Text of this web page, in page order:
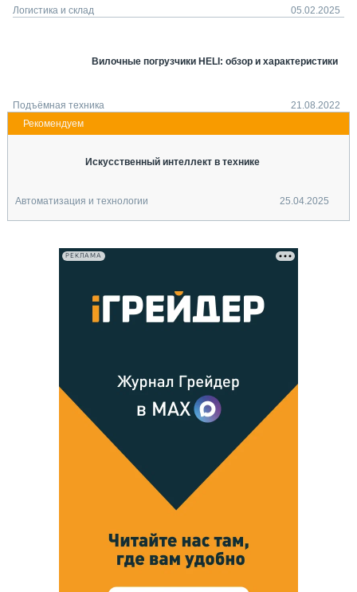
О ПРОЕКТЕ
Логистика и склад 05.02.2025
Вилочные погрузчики HELI: обзор и характеристики
Подъёмная техника 21.08.2022
Искусственный интеллект в технике
Автоматизация и технологии 25.04.2025
РЕКЛАМА